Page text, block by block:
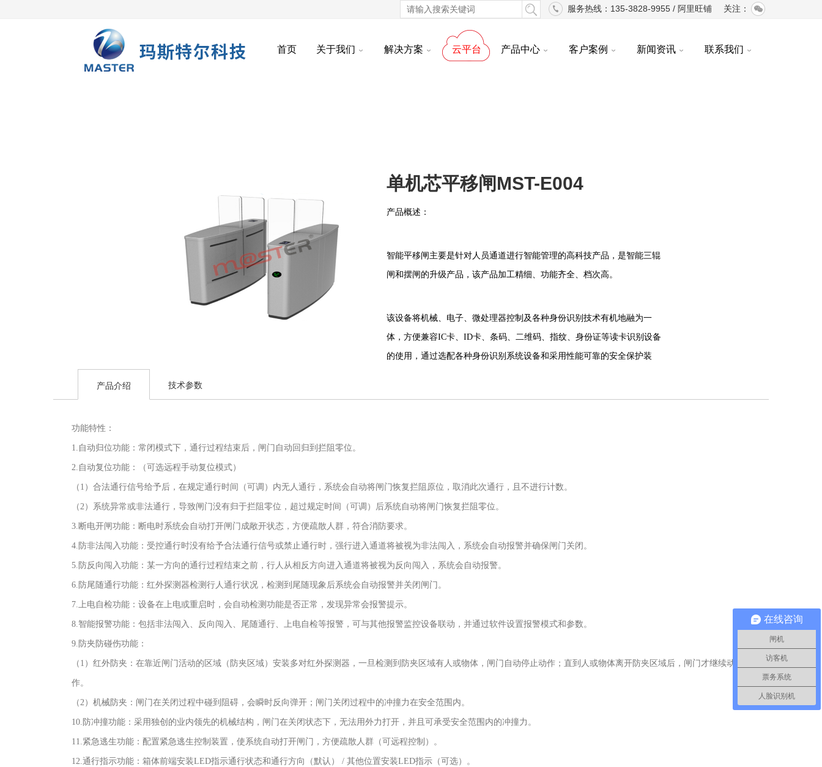
服务热线：135-3828-9955 / 阿里旺铺 关注：
首页 关于我们 解决方案 云平台 产品中心 客户案例 新闻资讯 联系我们
单机芯平移闸MST-E004
产品概述：
智能平移闸主要是针对人员通道进行智能管理的高科技产品，是智能三辊
闸和摆闸的升级产品，该产品加工精细、功能齐全、档次高。
该设备将机械、电子、微处理器控制及各种身份识别技术有机地融为一
体，方便兼容IC卡、ID卡、条码、二维码、指纹、身份证等读卡识别设备
的使用，通过选配各种身份识别系统设备和采用性能可靠的安全保护装
产品介绍 技术参数
功能特性：
1.自动归位功能：常闭模式下，通行过程结束后，闸门自动回归到拦阻零位。
2.自动复位功能：（可选远程手动复位模式）
（1）合法通行信号给予后，在规定通行时间（可调）内无人通行，系统会自动将闸门恢复拦阻原位，取消此次通行，且不进行计数。
（2）系统异常或非法通行，导致闸门没有归于拦阻零位，超过规定时间（可调）后系统自动将闸门恢复拦阻零位。
3.断电开闸功能：断电时系统会自动打开闸门成敞开状态，方便疏散人群，符合消防要求。
4.防非法闯入功能：受控通行时没有给予合法通行信号或禁止通行时，强行进入通道将被视为非法闯入，系统会自动报警并确保闸门关闭。
5.防反向闯入功能：某一方向的通行过程结束之前，行人从相反方向进入通道将被视为反向闯入，系统会自动报警。
6.防尾随通行功能：红外探测器检测行人通行状况，检测到尾随现象后系统会自动报警并关闭闸门。
7.上电自检功能：设备在上电或重启时，会自动检测功能是否正常，发现异常会报警提示。
8.智能报警功能：包括非法闯入、反向闯入、尾随通行、上电自检等报警，可与其他报警监控设备联动，并通过软件设置报警模式和参数。
9.防夹防碰伤功能：
（1）红外防夹：在靠近闸门活动的区域（防夹区域）安装多对红外探测器，一旦检测到防夹区域有人或物体，闸门自动停止动作；直到人或物体离开防夹区域后，闸门才继续动
作。
（2）机械防夹：闸门在关闭过程中碰到阻碍，会瞬时反向弹开；闸门关闭过程中的冲撞力在安全范围内。
10.防冲撞功能：采用独创的业内领先的机械结构，闸门在关闭状态下，无法用外力打开，并且可承受安全范围内的冲撞力。
11.紧急逃生功能：配置紧急逃生控制装置，使系统自动打开闸门，方便疏散人群（可远程控制）。
12.通行指示功能：箱体前端安装LED指示通行状态和通行方向（默认） / 其他位置安装LED指示（可选）。
在线咨询
闸机
访客机
票务系统
人脸识别机